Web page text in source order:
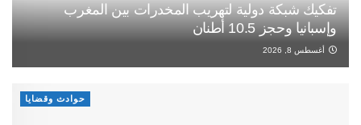
تفكيك شبكة دولية لتهريب المخدرات بين المغرب
وإسبانيا وحجز 10.5 أطنان
أغسطس 8, 2026
حوادث وقضايا